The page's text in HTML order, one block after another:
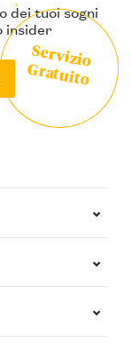
dei tuoi sogni
insider
Servizio
Gratuito